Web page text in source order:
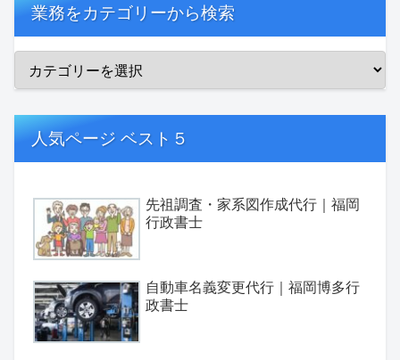
業務をカテゴリーから検索
人気ページ ベスト５
先祖調査・家系図作成代行｜福岡
行政書士
自動車名義変更代行｜福岡博多行
政書士